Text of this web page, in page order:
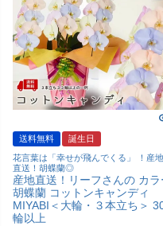
送料無料
誕生日
花言葉は「幸せが飛んでくる」 ！産地
直送！胡蝶蘭◎
産地直送！リーフさんの カラ
胡蝶蘭 コットンキャンディ
MIYABI＜大輪・３本立ち＞
輪以上